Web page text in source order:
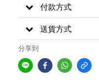
付款方式
送貨方式
分享到